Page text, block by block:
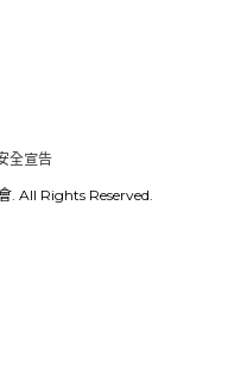
全宣告
. All Rights Reserved.